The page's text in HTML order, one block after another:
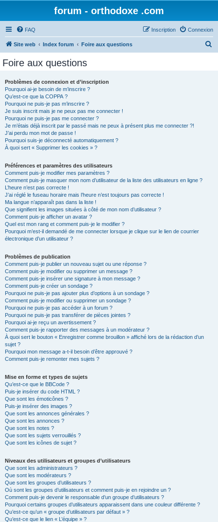
forum - orthodoxe .com
FAQ Connexion
Inscription
Site web Index forum Foire aux questions
Foire aux questions
Problèmes de connexion et d’inscription
Pourquoi ai-je besoin de m’inscrire ?
Qu’est-ce que la COPPA ?
Pourquoi ne puis-je pas m’inscrire ?
Je suis inscrit mais je ne peux pas me connecter !
Pourquoi ne puis-je pas me connecter ?
Je m’étais déjà inscrit par le passé mais ne peux à présent plus me connecter ?!
J’ai perdu mon mot de passe !
Pourquoi suis-je déconnecté automatiquement ?
À quoi sert « Supprimer les cookies » ?
Préférences et paramètres des utilisateurs
Comment puis-je modifier mes paramètres ?
Comment puis-je masquer mon nom d’utilisateur de la liste des utilisateurs en ligne ?
L’heure n’est pas correcte !
J’ai réglé le fuseau horaire mais l’heure n’est toujours pas correcte !
Ma langue n’apparaît pas dans la liste !
Que signifient les images situées à côté de mon nom d’utilisateur ?
Comment puis-je afficher un avatar ?
Quel est mon rang et comment puis-je le modifier ?
Pourquoi m’est-il demandé de me connecter lorsque je clique sur le lien de courrier
électronique d’un utilisateur ?
Problèmes de publication
Comment puis-je publier un nouveau sujet ou une réponse ?
Comment puis-je modifier ou supprimer un message ?
Comment puis-je insérer une signature à mon message ?
Comment puis-je créer un sondage ?
Pourquoi ne puis-je pas ajouter plus d’options à un sondage ?
Comment puis-je modifier ou supprimer un sondage ?
Pourquoi ne puis-je pas accéder à un forum ?
Pourquoi ne puis-je pas transférer de pièces jointes ?
Pourquoi ai-je reçu un avertissement ?
Comment puis-je rapporter des messages à un modérateur ?
À quoi sert le bouton « Enregistrer comme brouillon » affiché lors de la rédaction d’un
sujet ?
Pourquoi mon message a-t-il besoin d’être approuvé ?
Comment puis-je remonter mes sujets ?
Mise en forme et types de sujets
Qu’est-ce que le BBCode ?
Puis-je insérer du code HTML ?
Que sont les émoticônes ?
Puis-je insérer des images ?
Que sont les annonces générales ?
Que sont les annonces ?
Que sont les notes ?
Que sont les sujets verrouillés ?
Que sont les icônes de sujet ?
Niveaux des utilisateurs et groupes d’utilisateurs
Que sont les administrateurs ?
Que sont les modérateurs ?
Que sont les groupes d’utilisateurs ?
Où sont les groupes d’utilisateurs et comment puis-je en rejoindre un ?
Comment puis-je devenir le responsable d’un groupe d’utilisateurs ?
Pourquoi certains groupes d’utilisateurs apparaissent dans une couleur différente ?
Qu’est-ce qu’un « groupe d’utilisateurs par défaut » ?
Qu’est-ce que le lien « L’équipe » ?